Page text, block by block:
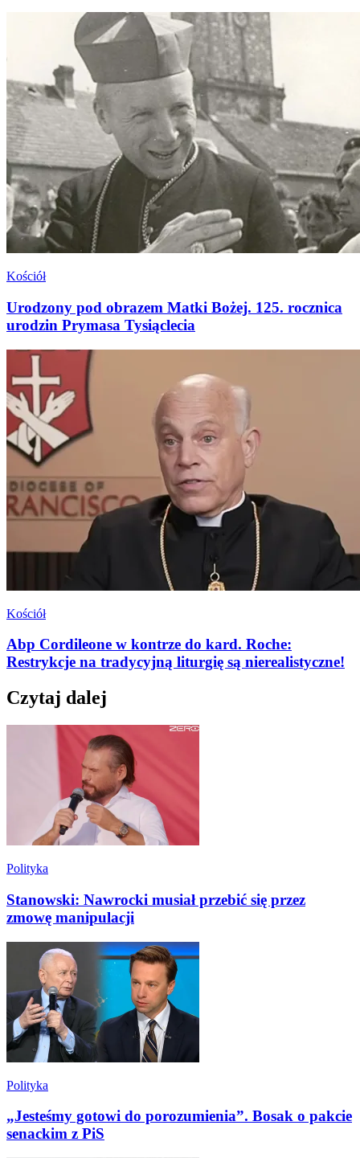
Kościół
Urodzony pod obrazem Matki Bożej. 125. rocznica
urodzin Prymasa Tysiąclecia
Kościół
Abp Cordileone w kontrze do kard. Roche:
Restrykcje na tradycyjną liturgię są nierealistyczne!
Czytaj dalej
Polityka
Stanowski: Nawrocki musiał przebić się przez
zmowę manipulacji
Polityka
„Jesteśmy gotowi do porozumienia”. Bosak o pakcie
senackim z PiS